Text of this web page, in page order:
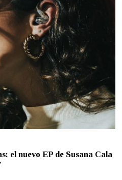
el nuevo EP de Susana Cala